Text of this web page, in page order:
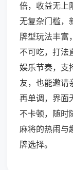
倍，收益无上
无复杂门槛，
牌型玩法丰富
不可吃，打法
娱乐节奏，支
友，也能邀请
再单调，界面
不卡顿，随时
麻将的热闹与
牌选择。